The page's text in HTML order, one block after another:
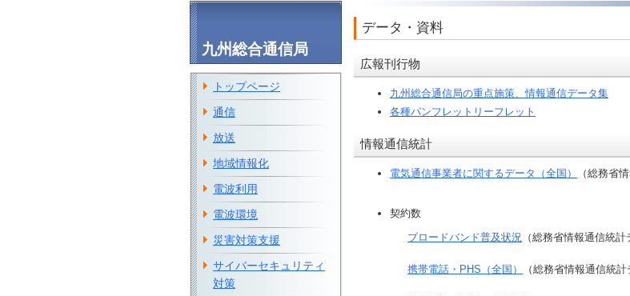
データ・資料
広報刊行物
九州総合通信局の重点施策、情報通信データ集
各種パンフレットリーフレット
情報通信統計
電気通信事業者に関するデータ（全国） （総務省
契約数
ブロードバンド普及状況 （総務省情報通信統計
携帯電話・PHS（全国） （総務省情報通信統計
九州総合通信局
トップページ
通信
放送
地域情報化
電波利用
電波環境
災害対策支援
サイバーセキュリティ
対策